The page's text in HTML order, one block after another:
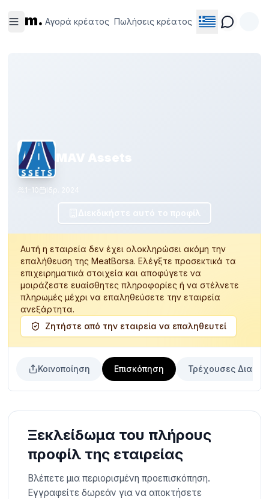
m. Αγορά κρέατος Πωλήσεις κρέατος
κρέατος κρέατος
MAV Assets
1-10 Ιδρ.
Διεκδικήστε αυτό το προφίλ
Αυτή η εταιρεία δεν έχει ολοκληρώσει ακόμη την
επαλήθευση της MeatBorsa. Ελέγξτε προσεκτικά τα
επιχειρηματικά στοιχεία και αποφύγετε να
μοιράζεστε ευαίσθητες πληροφορίες ή να στέλνετε
πληρωμές μέχρι να επαληθεύσετε την εταιρεία
ανεξάρτητα.
Ζητήστε από την εταιρεία να επαληθευτεί
Κοινοποίηση Επισκόπηση Τρέχουσες
Ξεκλείδωμα του πλήρους
προφίλ της εταιρείας
Βλέπετε μια περιορισμένη προεπισκόπηση.
Εγγραφείτε δωρεάν για να αποκτήσετε